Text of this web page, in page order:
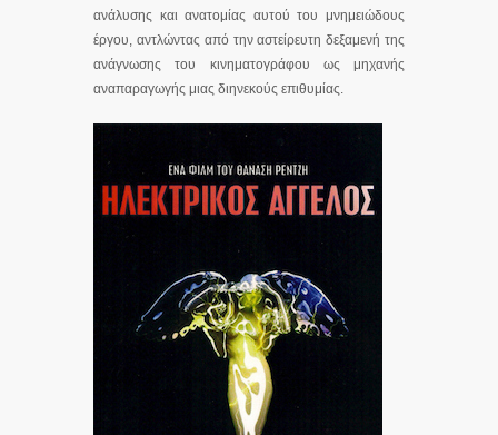
ανάλυσης και ανατομίας αυτού του μνημειώδους
έργου, αντλώντας από την αστείρευτη δεξαμενή της
ανάγνωσης του κινηματογράφου ως μηχανής
αναπαραγωγής μιας διηνεκούς επιθυμίας.